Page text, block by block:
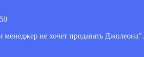
не хочет продавать Джолеона".